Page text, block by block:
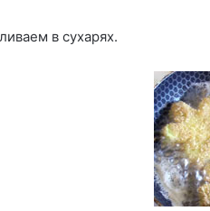
в сухарях.